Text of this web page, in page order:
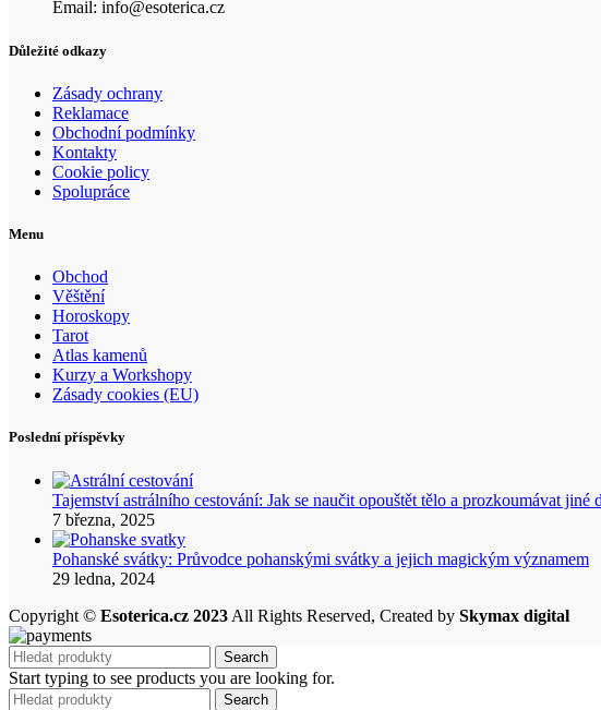
Email: info@esoterica.cz
Důležité odkazy
Zásady ochrany
Reklamace
Obchodní podmínky
Kontakty
Cookie policy
Spolupráce
Menu
Obchod
Věštění
Horoskopy
Tarot
Atlas kamenů
Kurzy a Workshopy
Zásady cookies (EU)
Poslední příspěvky
Tajemství astrálního cestování: Jak se naučit opouštět tělo a prozkoumávat jiné
7 března, 2025
Pohanské svátky: Průvodce pohanskými svátky a jejich magickým významem
29 ledna, 2024
Copyright © Esoterica.cz 2023 All Rights Reserved, Created by Skymax digital
Search
Start typing to see products you are looking for.
Search